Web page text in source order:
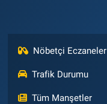
Nöbetçi Eczaneler
Trafik Durumu
Tüm Manşetler